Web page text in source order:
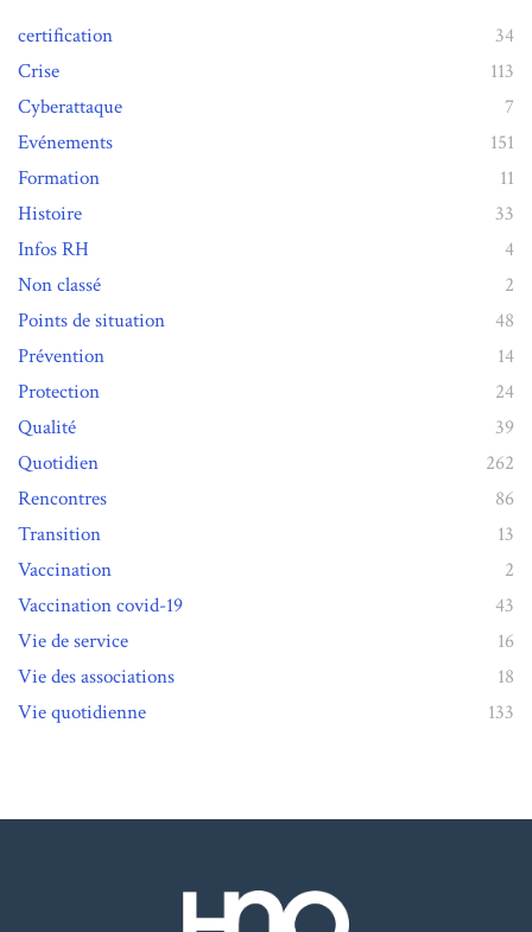
certification
34
Crise
113
Cyberattaque
7
Evénements
151
Formation
11
Histoire
33
Infos RH
4
Non classé
2
Points de situation
48
Prévention
14
Protection
24
Qualité
39
Quotidien
262
Rencontres
86
Transition
13
Vaccination
2
Vaccination covid-19
43
Vie de service
16
Vie des associations
18
Vie quotidienne
133